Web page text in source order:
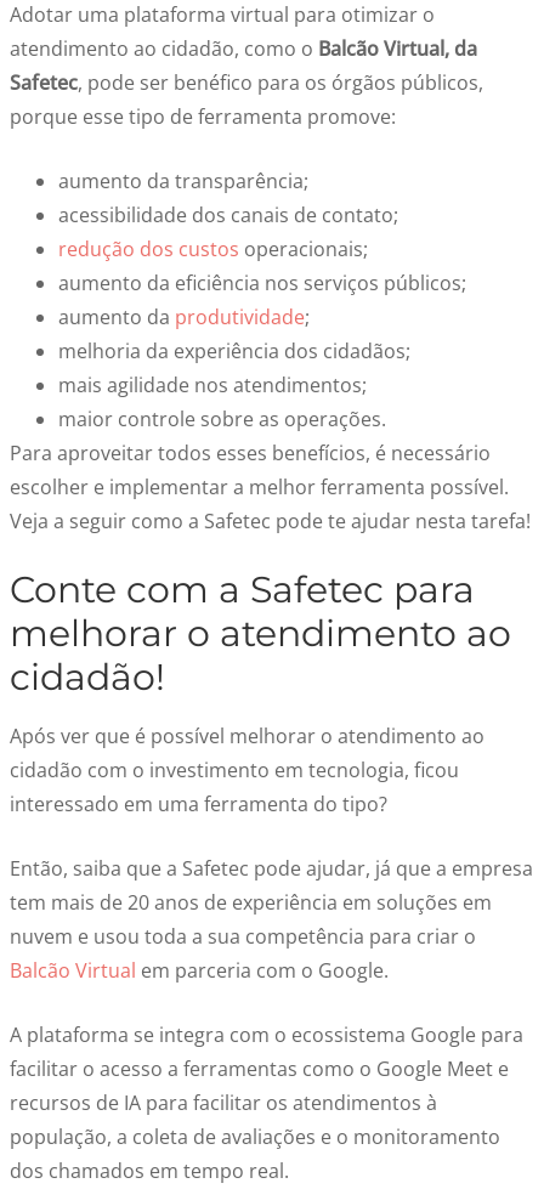
Adotar uma plataforma virtual para otimizar o
atendimento ao cidadão, como o Balcão Virtual, da
Safetec, pode ser benéfico para os órgãos públicos,
porque esse tipo de ferramenta promove:
aumento da transparência;
acessibilidade dos canais de contato;
redução dos custos operacionais;
aumento da eficiência nos serviços públicos;
aumento da produtividade;
melhoria da experiência dos cidadãos;
mais agilidade nos atendimentos;
maior controle sobre as operações.
Para aproveitar todos esses benefícios, é necessário
escolher e implementar a melhor ferramenta possível.
Veja a seguir como a Safetec pode te ajudar nesta tarefa!
Conte com a Safetec para
melhorar o atendimento ao
cidadão!
Após ver que é possível melhorar o atendimento ao
cidadão com o investimento em tecnologia, ficou
interessado em uma ferramenta do tipo?
Então, saiba que a Safetec pode ajudar, já que a empresa
tem mais de 20 anos de experiência em soluções em
nuvem e usou toda a sua competência para criar o
Balcão Virtual em parceria com o Google.
A plataforma se integra com o ecossistema Google para
facilitar o acesso a ferramentas como o Google Meet e
recursos de IA para facilitar os atendimentos à
população, a coleta de avaliações e o monitoramento
dos chamados em tempo real.